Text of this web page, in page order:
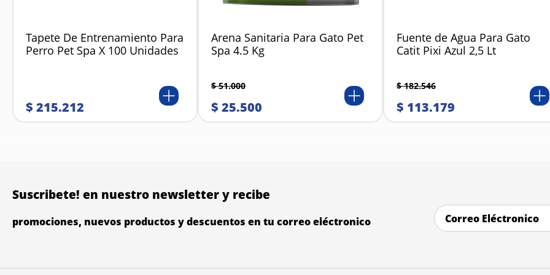
Tapete De Entrenamiento Para
Perro Pet Spa X 100 Unidades
$ 215.212
Arena Sanitaria Para Gato Pet
Spa 4.5 Kg
$ 51.000
$ 25.500
Fuente de Agua Para Gato
Catit Pixi Azul 2,5 Lt
$ 182.546
$ 113.179
Suscribete! en nuestro newsletter y recibe
promociones, nuevos productos y descuentos en tu correo eléctronico